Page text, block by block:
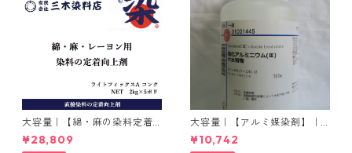
大容量｜【綿・麻の染料定着
向上剤】｜2kg×5本｜ライト
フィックスAコンク
¥28,809
大容量｜【アルミ媒染剤】｜5
00g−3本入り｜塩化アルミニ
ウム
¥10,742